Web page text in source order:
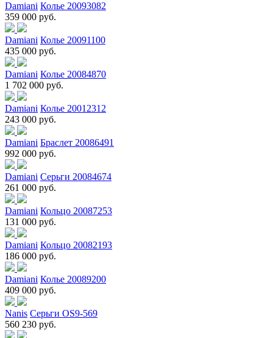
Damiani Колье 20093082
359 000 руб.
Damiani Колье 20091100
435 000 руб.
Damiani Колье 20084870
1 702 000 руб.
Damiani Колье 20012312
243 000 руб.
Damiani Браслет 20086491
992 000 руб.
Damiani Серьги 20084674
261 000 руб.
Damiani Кольцо 20087253
131 000 руб.
Damiani Кольцо 20082193
186 000 руб.
Damiani Колье 20089200
409 000 руб.
Nanis Серьги OS9-569
560 230 руб.